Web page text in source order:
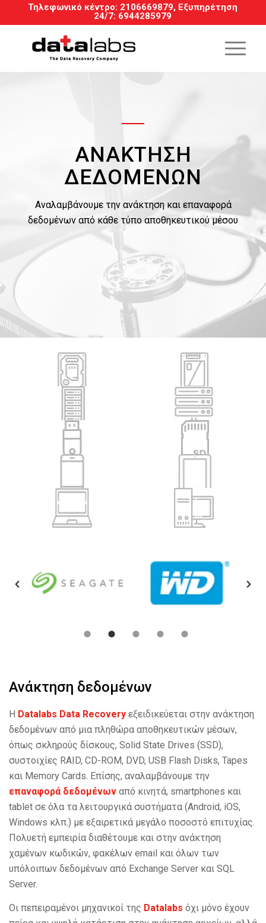
Τηλεφωνικό κέντρο: 2106669879, Εξυπηρέτηση
24/7: 6944285979
ΑΝΆΚΤΗΣΗ
ΔΕΔΟΜΈΝΩΝ
Αναλαμβάνουμε την ανάκτηση και επαναφορά
δεδομένων από κάθε τύπο αποθηκευτικού μέσου
Ανάκτηση δεδομένων
Η Datalabs Data Recovery εξειδικεύεται στην ανάκτηση
δεδομένων από μια πληθώρα αποθηκευτικών μέσων,
όπως σκληρούς δίσκους, Solid State Drives (SSD),
συστοιχίες RAID, CD-ROM, DVD, USB Flash Disks, Tapes
και Memory Cards. Επίσης, αναλαμβάνουμε την
επαναφορά δεδομένων από κινητά, smartphones και
tablet σε όλα τα λειτουργικά συστήματα (Android, iOS,
Windows κλπ.) με εξαιρετικά μεγάλο ποσοστό επιτυχίας.
Πολυετή εμπειρία διαθέτουμε και στην ανάκτηση
χαμένων κωδικών, φακέλων email και όλων των
υπόλοιπων δεδομένων από Exchange Server και SQL
Server.
Οι πεπειραμένοι μηχανικοί της Datalabs όχι μόνο έχουν